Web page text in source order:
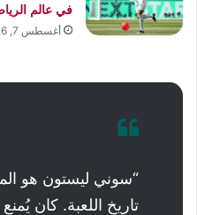
في عالم
أغسطس 7, 2026
“سوني ليستون هو
تاريخ اللعبة. كان